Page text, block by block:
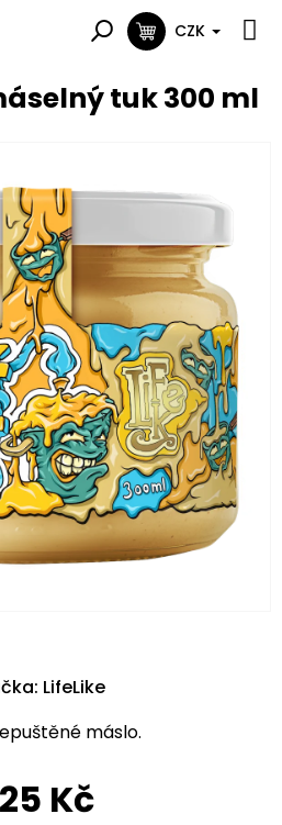
NÁKUPNÍ
CZK
tuk 300 ml
Kč
máslo.
LifeLike